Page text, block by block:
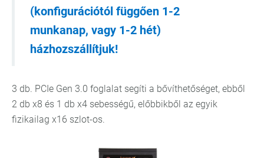
(konfigurációtól függően 1-2
munkanap, vagy 1-2 hét)
házhozszállítjuk!
3 db. PCIe Gen 3.0 foglalat segíti a bővíthetőséget, ebből
2 db x8 és 1 db x4 sebességű, előbbikből az egyik
fizikailag x16 szlot-os.